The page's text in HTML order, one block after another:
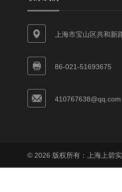
上海市宝山区共和
86-021-51693675
410767638@qq.com
© 2026 版权所有：上海上碧